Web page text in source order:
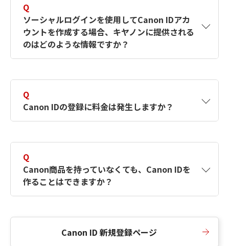
す。詳しい作成方法は【カメラ】Canon IDとは
何ですか？Canon IDの作成方法は？をご確認く
ださい。
Q
ソーシャルログインを使用してCanon IDアカ
ウントを作成する場合、キヤノンに提供される
のはどのような情報ですか？
択したサービスから取得します。アカウントを
簡単に作成できるように、この情報を使用して
Canon IDの登録フォームを入力します。
Q
Canon IDの登録に料金は発生しますか？
Q
Canon商品を持っていなくても、Canon IDを
作ることはできますか？
Canon ID 新規登録ページ